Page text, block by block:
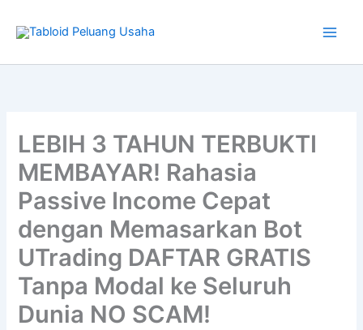
LEBIH 3 TAHUN TERBUKTI
MEMBAYAR! Rahasia
Passive Income Cepat
dengan Memasarkan Bot
UTrading DAFTAR GRATIS
Tanpa Modal ke Seluruh
Dunia NO SCAM!
your
email…